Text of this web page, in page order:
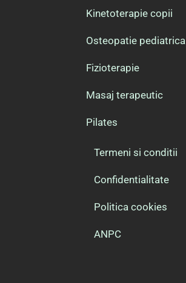
Kinetoterapie copii
Osteopatie pediatrica
Fizioterapie
Masaj terapeutic
Pilates
Termeni si conditii
Confidentialitate
Politica cookies
ANPC